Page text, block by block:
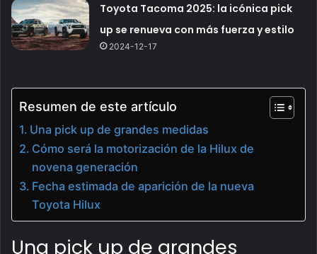
Toyota Tacoma 2025: la icónica pick
up se renueva con más fuerza y estilo
2024-12-17
Resumen de este artículo
Una pick up de grandes medidas
Cómo será la motorización de la Hilux de
novena generación
Fecha estimada de aparición de la nueva
Toyota Hilux
Una pick up de grandes